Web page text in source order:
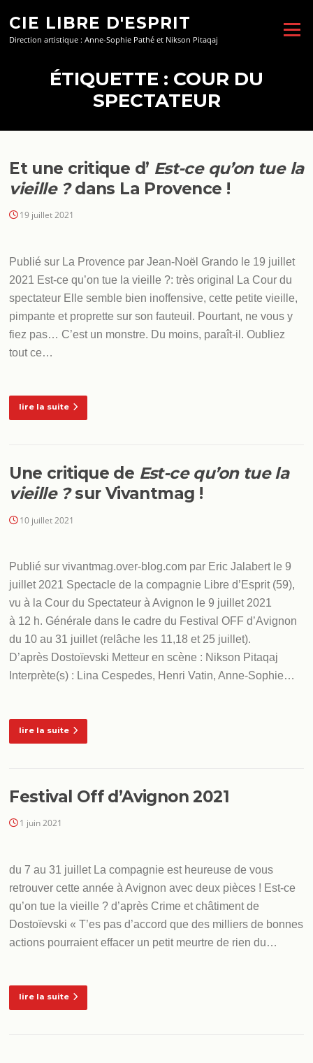
contenu
CIE LIBRE D'ESPRIT
Direction artistique : Anne-Sophie Pathé et Nikson Pitaqaj
Menu
ÉTIQUETTE : COUR DU
SPECTATEUR
Et une critique d’ Est-ce qu’on tue la
vieille ?dans La Provence !
19 juillet 2021
Publié sur La Provence par Jean-Noël Grando le 19 juillet
2021 Est-ce qu’on tue la vieille ?: très original La Cour du
spectateur Elle semble bien inoffensive, cette petite vieille,
pimpante et proprette sur son fauteuil. Pourtant, ne vous y
fiez pas… C’est un monstre. Du moins, paraît-il. Oubliez
tout ce…
lire la suite
Une critique de Est-ce qu’on tue la
vieille ?sur Vivantmag !
10 juillet 2021
Publié sur vivantmag.over-blog.com par Eric Jalabert le 9
juillet 2021 Spectacle de la compagnie Libre d’Esprit (59),
vu à la Cour du Spectateur à Avignon le 9 juillet 2021
à 12 h. Générale dans le cadre du Festival OFF d’Avignon
du 10 au 31 juillet (relâche les 11,18 et 25 juillet).
D’après Dostoïevski Metteur en scène : Nikson Pitaqaj
Interprète(s) : Lina Cespedes, Henri Vatin, Anne-Sophie…
lire la suite
Festival Off d’Avignon 2021
1 juin 2021
du 7 au 31 juillet La compagnie est heureuse de vous
retrouver cette année à Avignon avec deux pièces ! Est-ce
qu’on tue la vieille ? d’après Crime et châtiment de
Dostoïevski « T’es pas d’accord que des milliers de bonnes
actions pourraient effacer un petit meurtre de rien du…
lire la suite